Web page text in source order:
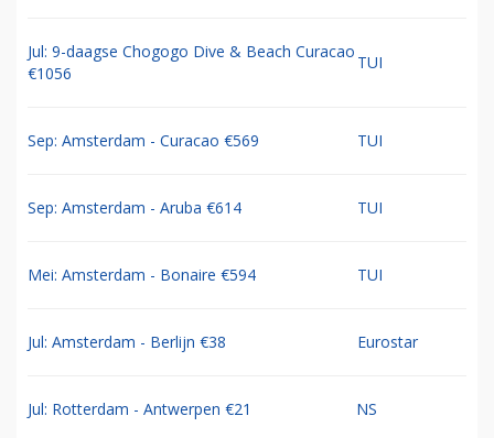
Jul: 9-daagse Chogogo Dive & Beach Curacao
€1056
TUI
Sep: Amsterdam - Curacao €569 TUI
Sep: Amsterdam - Aruba €614 TUI
Mei: Amsterdam - Bonaire €594 TUI
Jul: Amsterdam - Berlijn €38 Eurostar
Jul: Rotterdam - Antwerpen €21 NS